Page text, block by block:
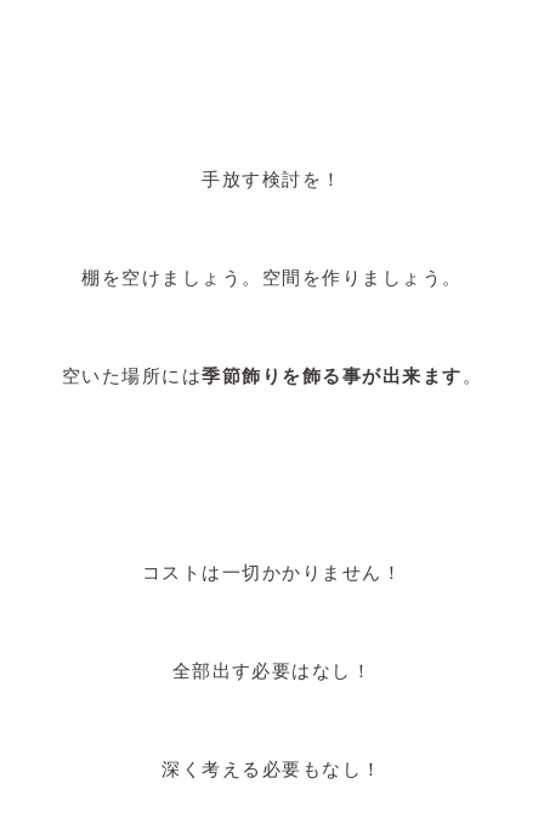
手放す検討を！
棚を空けましょう。空間を作りましょう。
空いた場所には季節飾りを飾る事が出来ます 。
コストは一切かかりません！
全部出す必要はなし！
深く考える必要もなし！